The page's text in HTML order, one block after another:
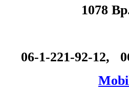
1078
06-1-221-92-12,